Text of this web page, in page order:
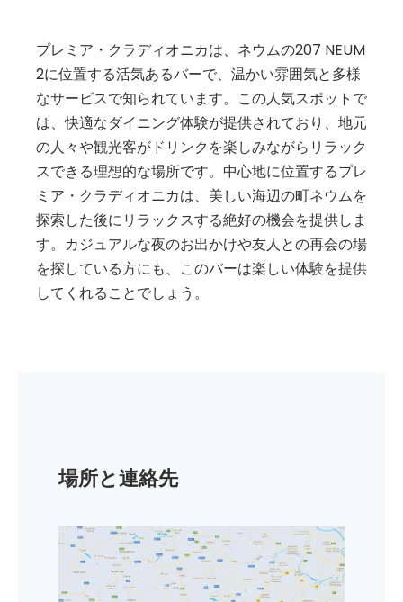
プレミア・クラディオニカは、ネウムの207 NEUM
2に位置する活気あるバーで、温かい雰囲気と多様
なサービスで知られています。この人気スポットで
は、快適なダイニング体験が提供されており、地元
の人々や観光客がドリンクを楽しみながらリラック
スできる理想的な場所です。中心地に位置するプレ
ミア・クラディオニカは、美しい海辺の町ネウムを
探索した後にリラックスする絶好の機会を提供しま
す。カジュアルな夜のお出かけや友人との再会の場
を探している方にも、このバーは楽しい体験を提供
してくれることでしょう。
場所と連絡先